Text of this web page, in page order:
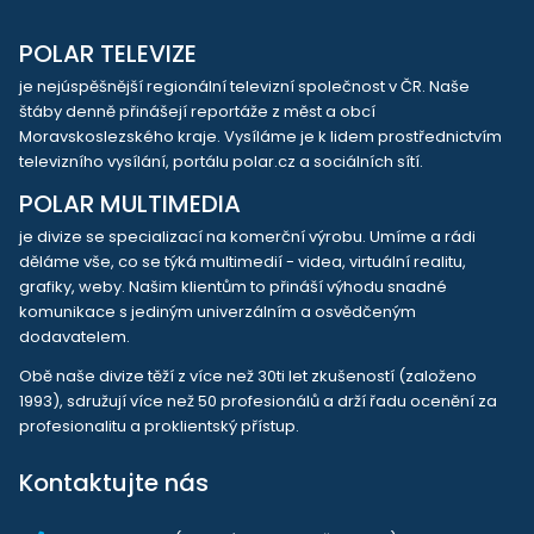
POLAR TELEVIZE
je nejúspěšnější regionální televizní společnost v ČR. Naše
štáby denně přinášejí reportáže z měst a obcí
Moravskoslezského kraje. Vysíláme je k lidem prostřednictvím
televizního vysílání, portálu polar.cz a sociálních sítí.
POLAR MULTIMEDIA
je divize se specializací na komerční výrobu. Umíme a rádi
děláme vše, co se týká multimedií - videa, virtuální realitu,
grafiky, weby. Našim klientům to přináší výhodu snadné
komunikace s jediným univerzálním a osvědčeným
dodavatelem.
Obě naše divize těží z více než 30ti let zkušeností (založeno
1993), sdružují více než 50 profesionálů a drží řadu ocenění za
profesionalitu a proklientský přístup.
Kontaktujte nás